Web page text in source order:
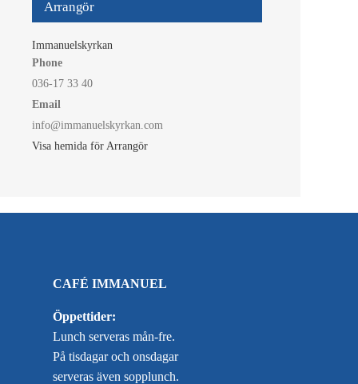
Arrangör
Immanuelskyrkan
Phone
036-17 33 40
Email
info@immanuelskyrkan.com
Visa hemida för Arrangör
CAFÉ IMMANUEL
Öppettider:
Lunch serveras mån-fre.
På tisdagar och onsdagar
serveras även sopplunch.